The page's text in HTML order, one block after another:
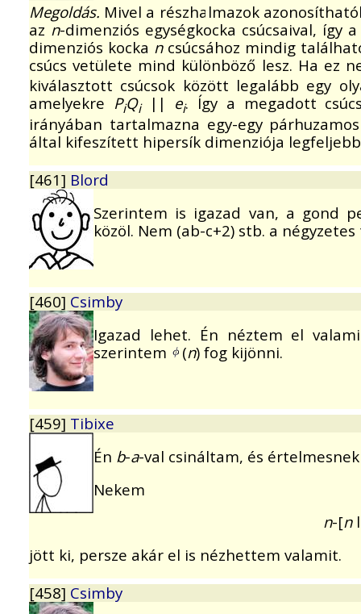
Megoldás. Mivel a részhalmazok
az n-dimenziós egységkocka csúcsaival,
dimenziós kocka ncsúcsához mindig
csúcs vetülete mind különböző lesz. Ha ez
kiválasztott csúcsok között legalább egy
amelyekre PiQi|| ei. Így a megadott
irányában tartalmazna egy-egy
által kifeszített hipersík dimenziója
[461] Blord
Szerintem is igazad van, a gond
közöl. Nem (ab-c+2) stb. a
[460] Csimby
Igazad lehet. Én néztem el
szerintem
(n) fog kijönni.
[459] Tibixe
Én b-a-val csináltam, és
Nekem
n-[n
jött ki, persze akár el is nézhettem valamit.
[458] Csimby